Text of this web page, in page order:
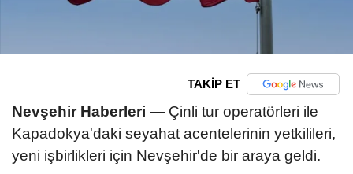
TAKİP ET
Nevşehir Haberleri — Çinli tur operatörleri ile
Kapadokya'daki seyahat acentelerinin yetkilileri,
yeni işbirlikleri için Nevşehir'de bir araya geldi.